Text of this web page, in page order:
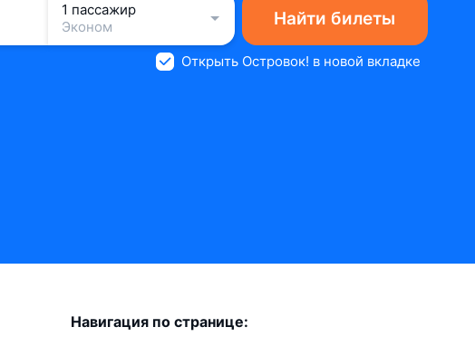
1 пассажир
Эконом
Найти билеты
Открыть Островок! в новой вкладке
Навигация по странице: